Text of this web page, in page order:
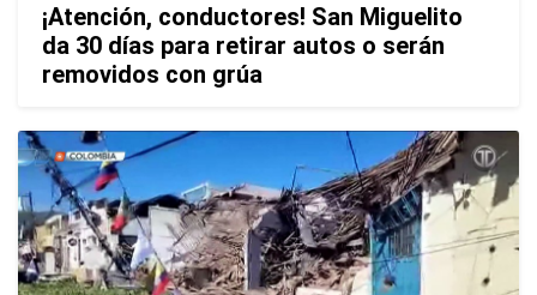
¡Atención, conductores! San Miguelito
da 30 días para retirar autos o serán
removidos con grúa